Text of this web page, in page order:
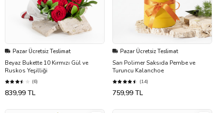
Pazar Ücretsiz Teslimat
Beyaz Bukette 10 Kırmızı Gül ve
Ruskos Yeşilliği
(6)
839,99 TL
Pazar Ücretsiz Teslimat
Sarı Polimer Saksıda Pembe ve
Turuncu Kalanchoe
(14)
759,99 TL